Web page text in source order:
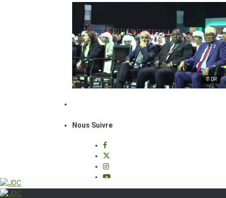
© DR
Nous Suivre